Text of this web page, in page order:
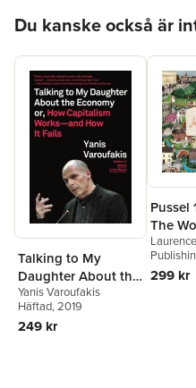
Du kanske också är
Talking to My
Daughter About the
Economy
Yanis Varoufakis
Häftad, 2019
249 kr
Pussel
The
Austen
299 kr